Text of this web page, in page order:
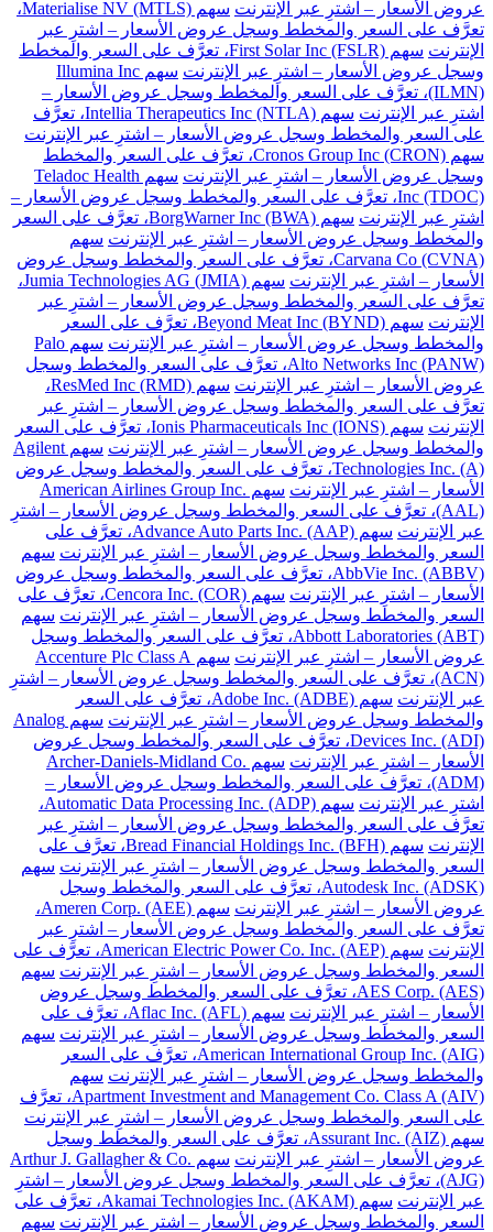
عروض الأسعار – اشترِ عبر الإنترنت
سهم Materialise NV (MTLS)،
تعرَّف على السعر والمخطط وسجل عروض الأسعار – اشترِ عبر
الإنترنت
سهم First Solar Inc (FSLR)، تعرَّف على السعر والمخطط
وسجل عروض الأسعار – اشترِ عبر الإنترنت
سهم Illumina Inc
(ILMN)، تعرَّف على السعر والمخطط وسجل عروض الأسعار –
اشترِ عبر الإنترنت
سهم Intellia Therapeutics Inc (NTLA)، تعرَّف
على السعر والمخطط وسجل عروض الأسعار – اشترِ عبر الإنترنت
سهم Cronos Group Inc (CRON)، تعرَّف على السعر والمخطط
وسجل عروض الأسعار – اشترِ عبر الإنترنت
سهم Teladoc Health
Inc (TDOC)، تعرَّف على السعر والمخطط وسجل عروض الأسعار –
اشترِ عبر الإنترنت
سهم BorgWarner Inc (BWA)، تعرَّف على السعر
والمخطط وسجل عروض الأسعار – اشترِ عبر الإنترنت سهم
Carvana Co (CVNA)، تعرَّف على السعر والمخطط وسجل عروض
الأسعار – اشترِ عبر الإنترنت
سهم Jumia Technologies AG (JMIA)،
تعرَّف على السعر والمخطط وسجل عروض الأسعار – اشترِ عبر
الإنترنت
سهم Beyond Meat Inc (BYND)، تعرَّف على السعر
والمخطط وسجل عروض الأسعار – اشترِ عبر الإنترنت
سهم Palo
Alto Networks Inc (PANW)، تعرَّف على السعر والمخطط وسجل
عروض الأسعار – اشترِ عبر الإنترنت
سهم ResMed Inc (RMD)،
تعرَّف على السعر والمخطط وسجل عروض الأسعار – اشترِ عبر
الإنترنت
سهم Ionis Pharmaceuticals Inc (IONS)، تعرَّف على السعر
والمخطط وسجل عروض الأسعار – اشترِ عبر الإنترنت
سهم Agilent
Technologies Inc. (A)، تعرَّف على السعر والمخطط وسجل عروض
الأسعار – اشترِ عبر الإنترنت
سهم American Airlines Group Inc.
(AAL)، تعرَّف على السعر والمخطط وسجل عروض الأسعار – اشترِ
عبر الإنترنت
سهم Advance Auto Parts Inc. (AAP)، تعرَّف على
السعر والمخطط وسجل عروض الأسعار – اشترِ عبر الإنترنت سهم
AbbVie Inc. (ABBV)، تعرَّف على السعر والمخطط وسجل عروض
الأسعار – اشترِ عبر الإنترنت
سهم Cencora Inc. (COR)، تعرَّف على
السعر والمخطط وسجل عروض الأسعار – اشترِ عبر الإنترنت سهم
Abbott Laboratories (ABT)، تعرَّف على السعر والمخطط وسجل
عروض الأسعار – اشترِ عبر الإنترنت
سهم Accenture Plc Class A
(ACN)، تعرَّف على السعر والمخطط وسجل عروض الأسعار – اشترِ
عبر الإنترنت
سهم Adobe Inc. (ADBE)، تعرَّف على السعر
والمخطط وسجل عروض الأسعار – اشترِ عبر الإنترنت
سهم Analog
Devices Inc. (ADI)، تعرَّف على السعر والمخطط وسجل عروض
الأسعار – اشترِ عبر الإنترنت
سهم Archer-Daniels-Midland Co.
(ADM)، تعرَّف على السعر والمخطط وسجل عروض الأسعار –
اشترِ عبر الإنترنت
سهم Automatic Data Processing Inc. (ADP)،
تعرَّف على السعر والمخطط وسجل عروض الأسعار – اشترِ عبر
الإنترنت
سهم Bread Financial Holdings Inc. (BFH)، تعرَّف على
السعر والمخطط وسجل عروض الأسعار – اشترِ عبر الإنترنت سهم
Autodesk Inc. (ADSK)، تعرَّف على السعر والمخطط وسجل
عروض الأسعار – اشترِ عبر الإنترنت
سهم Ameren Corp. (AEE)،
تعرَّف على السعر والمخطط وسجل عروض الأسعار – اشترِ عبر
الإنترنت
سهم American Electric Power Co. Inc. (AEP)، تعرَّف على
السعر والمخطط وسجل عروض الأسعار – اشترِ عبر الإنترنت سهم
AES Corp. (AES)، تعرَّف على السعر والمخطط وسجل عروض
الأسعار – اشترِ عبر الإنترنت
سهم Aflac Inc. (AFL)، تعرَّف على
السعر والمخطط وسجل عروض الأسعار – اشترِ عبر الإنترنت سهم
American International Group Inc. (AIG)، تعرَّف على السعر
والمخطط وسجل عروض الأسعار – اشترِ عبر الإنترنت سهم
Apartment Investment and Management Co. Class A (AIV)، تعرَّف
على السعر والمخطط وسجل عروض الأسعار – اشترِ عبر الإنترنت
سهم Assurant Inc. (AIZ)، تعرَّف على السعر والمخطط وسجل
عروض الأسعار – اشترِ عبر الإنترنت
سهم Arthur J. Gallagher & Co.
(AJG)، تعرَّف على السعر والمخطط وسجل عروض الأسعار – اشترِ
عبر الإنترنت
سهم Akamai Technologies Inc. (AKAM)، تعرَّف على
السعر والمخطط وسجل عروض الأسعار – اشترِ عبر الإنترنت سهم